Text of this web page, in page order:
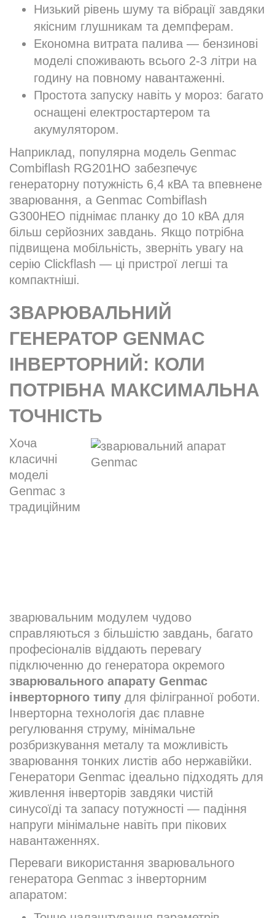
Низький рівень шуму та вібрації завдяки
якісним глушникам та демпферам.
Економна витрата палива — бензинові
моделі споживають всього 2-3 літри на
годину на повному навантаженні.
Простота запуску навіть у мороз: багато
оснащені електростартером та
акумулятором.
Наприклад, популярна модель Genmac
Combiflash RG201HO забезпечує
генераторну потужність 6,4 кВА та впевнене
зварювання, а Genmac Combiflash
G300HEO піднімає планку до 10 кВА для
більш серйозних завдань. Якщо потрібна
підвищена мобільність, зверніть увагу на
серію Clickflash — ці пристрої легші та
компактніші.
ЗВАРЮВАЛЬНИЙ
ГЕНЕРАТОР GENMAC
ІНВЕРТОРНИЙ: КОЛИ
ПОТРІБНА МАКСИМАЛЬНА
ТОЧНІСТЬ
​Хоча
класичні
моделі
Genmac з
традиційним
зварювальним модулем чудово
справляються з більшістю завдань, багато
професіоналів віддають перевагу
підключенню до генератора окремого
зварювального апарату Genmac
інверторного типу для філігранної роботи.
Інверторна технологія дає плавне
регулювання струму, мінімальне
розбризкування металу та можливість
зварювання тонких листів або нержавійки.
Генератори Genmac ідеально підходять для
живлення інверторів завдяки чистій
синусоїді та запасу потужності — падіння
напруги мінімальне навіть при пікових
навантаженнях.
Переваги використання зварювального
генератора Genmac з інверторним
апаратом: